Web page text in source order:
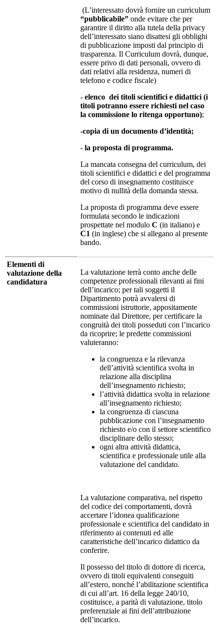
(L’interessato dovrà fornire un curriculum
“pubblicabile” onde evitare che per
garantire il diritto alla tutela della privacy
dell’interessato siano disattesi gli obblighi
di pubblicazione imposti dal principio di
trasparenza. Il Curriculum dovrà, dunque,
essere privo di dati personali, ovvero di
dati relativi alla residenza, numeri di
telefono e codice fiscale)
- elenco dei titoli scientifici e didattici (i
titoli potranno essere richiesti nel caso
la commissione lo ritenga opportuno);
-copia di un documento d’identità;
- la proposta di programma.
La mancata consegna del curriculum, dei
titoli scientifici e didattici e del programma
del corso di insegnamento costituisce
motivo di nullità della domanda stessa.
La proposta di programma deve essere
formulata secondo le indicazioni
prospettate nel modulo C (in italiano) e
C1 (in inglese) che si allegano al presente
bando.
Elementi di
valutazione della
candidatura
La valutazione terrà conto anche delle
competenze professionali rilevanti ai fini
dell’incarico; per tali soggetti il
Dipartimento potrà avvalersi di
commissioni istruttorie, appositamente
nominate dal Direttore, per certificare la
congruità dei titoli posseduti con l’incarico
da ricoprire; le predette commissioni
valuteranno:
la congruenza e la rilevanza
dell’attività scientifica svolta in
relazione alla disciplina
dell’insegnamento richiesto;
l’attività didattica svolta in relazione
all’insegnamento richiesto;
la congruenza di ciascuna
pubblicazione con l’insegnamento
richiesto e/o con il settore scientifico
disciplinare dello stesso;
ogni altra attività didattica,
scientifica e professionale utile alla
valutazione del candidato.
La valutazione comparativa, nel rispetto
del codice dei comportamenti, dovrà
accertare l’idonea qualificazione
professionale e scientifica del candidato in
riferimento ai contenuti ed alle
caratteristiche dell’incarico didattico da
conferire.
Il possesso del titolo di dottore di ricerca,
ovvero di titoli equivalenti conseguiti
all’estero, nonché l’abilitazione scientifica
di cui all’art. 16 della legge 240/10,
costituisce, a parità di valutazione, titolo
preferenziale ai fini dell’attribuzione
dell’incarico.